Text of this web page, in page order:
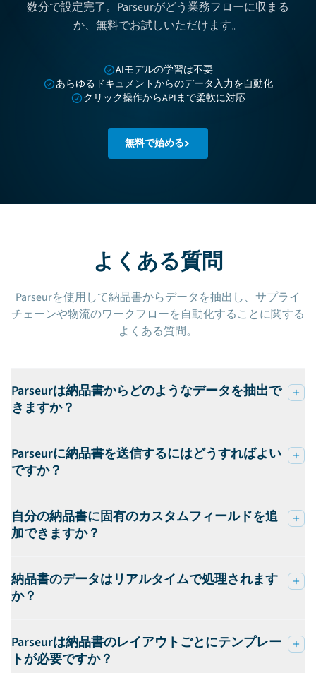
数分で設定完了。Parseurがどう業務フローに収まる
か、無料でお試しいただけます。
AIモデルの学習は不要
あらゆるドキュメントからのデータ入力を自動化
クリック操作からAPIまで柔軟に対応
無料で始める
よくある質問
Parseurを使用して納品書からデータを抽出し、サプライ
チェーンや物流のワークフローを自動化することに関する
よくある質問。
Parseurは納品書からどのようなデータを抽出で
きますか？
Parseurに納品書を送信するにはどうすればよい
ですか？
自分の納品書に固有のカスタムフィールドを追
加できますか？
納品書のデータはリアルタイムで処理されます
か？
Parseurは納品書のレイアウトごとにテンプレー
トが必要ですか？